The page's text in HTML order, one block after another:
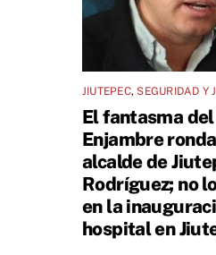
JIUTEPEC, SEGURIDAD Y
El fantasma
Enjambre
alcalde de
Rodríguez; no
en la
hospital en